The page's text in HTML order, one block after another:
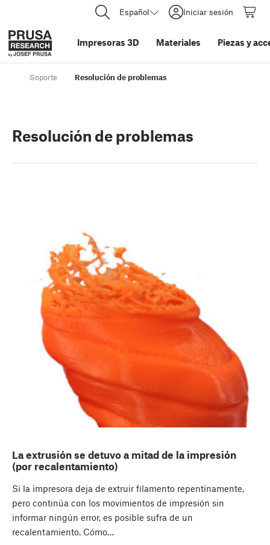
Español Iniciar sesión
Impresoras 3D Materiales Piezas y
Soporte Resolución de problemas
Resolución de problemas
La extrusión se detuvo a mitad de la impresión
(por recalentamiento)
Si la impresora deja de extruir filamento repentinamente,
pero continúa con los movimientos de impresión sin
informar ningún error, es posible sufra de un
recalentamiento. Cómo…